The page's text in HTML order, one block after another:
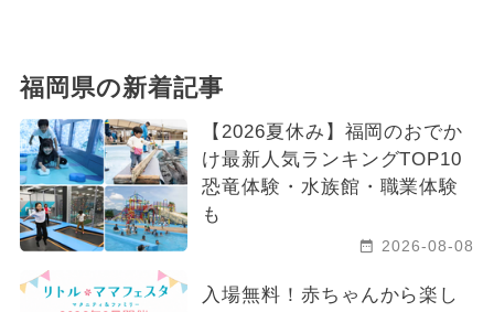
福岡県の新着記事
【2026夏休み】福岡のおでか
け最新人気ランキングTOP10
恐竜体験・水族館・職業体験
も
2026-08-08
入場無料！赤ちゃんから楽し